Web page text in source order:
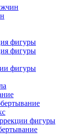
фигуры
фигуры
фигуры
фигуры